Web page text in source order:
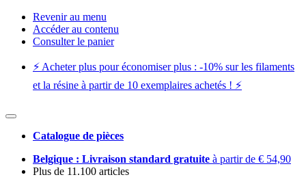
Revenir au menu
Accéder au contenu
Consulter le panier
⚡️ Acheter plus pour économiser plus : -10% sur les filaments
et la résine à partir de 10 exemplaires achetés ! ⚡️
Catalogue de pièces
Belgique : Livraison standard gratuite à partir de € 54,90
Plus de 11.100 articles